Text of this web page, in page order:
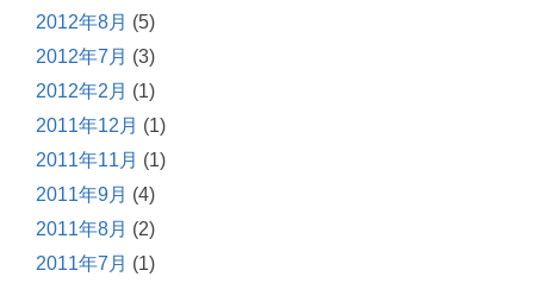
2012年8月 (5)
2012年7月 (3)
2012年2月 (1)
2011年12月 (1)
2011年11月 (1)
2011年9月 (4)
2011年8月 (2)
2011年7月 (1)